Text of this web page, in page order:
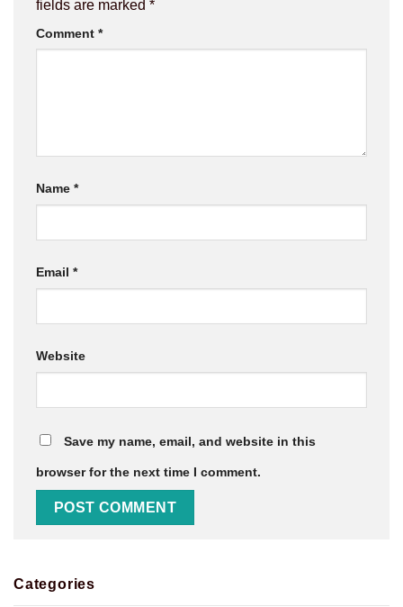
fields are marked *
Comment *
Name *
Email *
Website
Save my name, email, and website in this
browser for the next time I comment.
Categories